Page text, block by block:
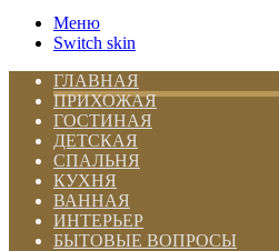
Меню
Switch skin
ГЛАВНАЯ
ПРИХОЖАЯ
ГОСТИНАЯ
ДЕТСКАЯ
СПАЛЬНЯ
КУХНЯ
ВАННАЯ
ИНТЕРЬЕР
БЫТОВЫЕ ВОПРОСЫ